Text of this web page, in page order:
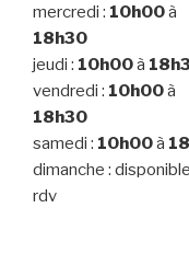
mercredi : 10h00à
18h30
jeudi : 10h00à
vendredi : 10h00à
18h30
samedi : 10h00à
dimanche :
rdv